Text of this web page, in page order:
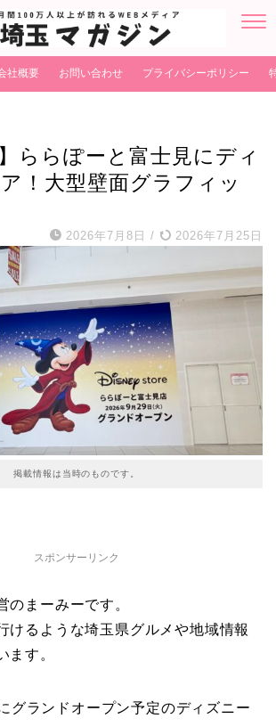
社概要 お問い合わせ プライバシーポリシー
ららぽーと富士見にディ
！大型壁面グラフィッ
2026年7月8日 / 2026年7月25日
掲載情報は当時のものです。
スポンサーリンク
のまーみーです。
けるような埼玉県グルメや地域情報
ます。
グランドオープン予定のディズニー